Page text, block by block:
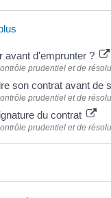
avant d'emprunter ?
prudentiel et de
son contrat avant de
prudentiel et de
du contrat
prudentiel et de